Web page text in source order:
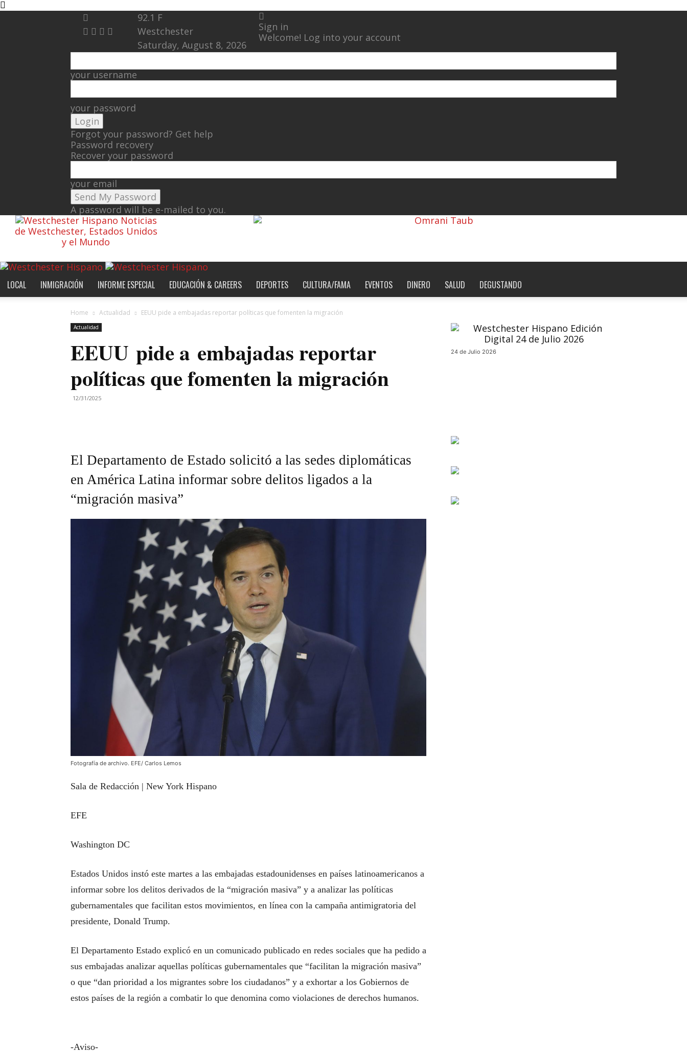
92.1 F
Westchester
Saturday, August 8, 2026
Sign in
Welcome! Log into your account
your username
your password
Forgot your password? Get help
Password recovery
Recover your password
your email
A password will be e-mailed to you.
Noticias
de Westchester, Estados Unidos
y el Mundo
LOCAL INMIGRACIÓN INFORME ESPECIAL EDUCACIÓN & CAREERS DEPORTES CULTURA/FAMA EVENTOS DINERO SALUD DEGUSTANDO
Home Actualidad EEUU pide a embajadas reportar políticas que fomenten la migración
Actualidad
EEUU pide a embajadas reportar
políticas que fomenten la migración
12/31/2025
El Departamento de Estado solicitó a las sedes diplomáticas
en América Latina informar sobre delitos ligados a la
“migración masiva”
Fotografía de archivo. EFE/ Carlos Lemos
Sala de Redacción | New York Hispano
EFE
Washington DC
Estados Unidos instó este martes a las embajadas estadounidenses en países latinoamericanos a
informar sobre los delitos derivados de la “migración masiva” y a analizar las políticas
gubernamentales que facilitan estos movimientos, en línea con la campaña antimigratoria del
presidente, Donald Trump.
El Departamento Estado explicó en un comunicado publicado en redes sociales que ha pedido a
sus embajadas analizar aquellas políticas gubernamentales que “facilitan la migración masiva”
o que “dan prioridad a los migrantes sobre los ciudadanos” y a exhortar a los Gobiernos de
estos países de la región a combatir lo que denomina como violaciones de derechos humanos.
-Aviso-
24 de Julio 2026